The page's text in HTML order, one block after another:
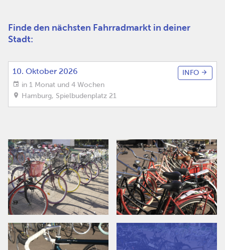
Finde den nächsten Fahrradmarkt in deiner
Stadt:
10. Oktober 2026
in 1 Monat und 4 Wochen
Hamburg, Spielbudenplatz 21
INFO